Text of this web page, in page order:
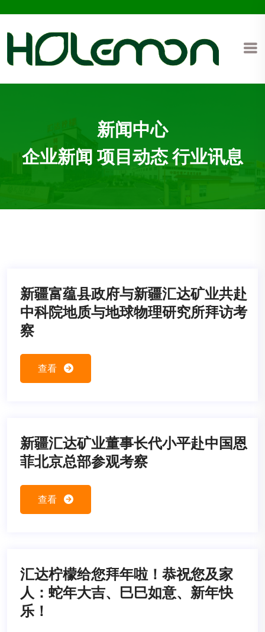
新闻中心
企业新闻 项目动态 行业讯息
新疆富蕴县政府与新疆汇达矿业共赴
中科院地质与地球物理研究所拜访考
察
查看
新疆汇达矿业董事长代小平赴中国恩
菲北京总部参观考察
查看
汇达柠檬给您拜年啦！恭祝您及家
人：蛇年大吉、巳巳如意、新年快
乐！